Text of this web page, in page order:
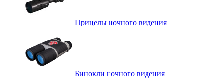
Прицелы ночного видения
Бинокли ночного видения